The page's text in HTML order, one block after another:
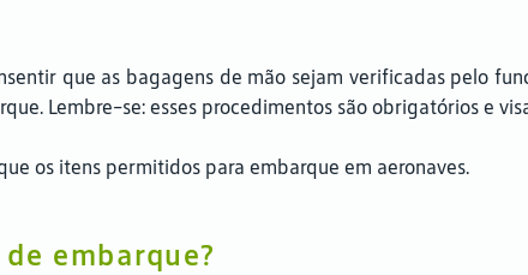
que as bagagens de mão sejam verificadas pelo
Lembre-se: esses procedimentos são obrigatórios e
os itens permitidos para embarque em aeronaves.
embarque?